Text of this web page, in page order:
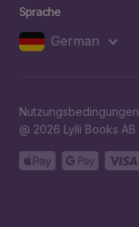
Sprache
German
Nutzungsbedingungen
@ 2026 Lylli Books AB